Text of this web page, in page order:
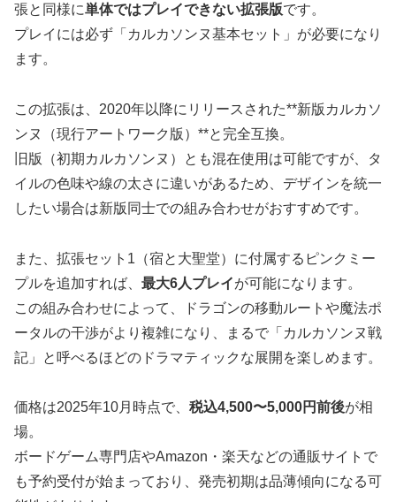
張と同様に単体ではプレイできない拡張版です。
プレイには必ず「カルカソンヌ基本セット」が必要になり
ます。
この拡張は、2020年以降にリリースされた**新版カルカソ
ンヌ（現行アートワーク版）**と完全互換。
旧版（初期カルカソンヌ）とも混在使用は可能ですが、タ
イルの色味や線の太さに違いがあるため、デザインを統一
したい場合は新版同士での組み合わせがおすすめです。
また、拡張セット1（宿と大聖堂）に付属するピンクミー
プルを追加すれば、 最大6人プレイが可能になります。
この組み合わせによって、ドラゴンの移動ルートや魔法ポ
ータルの干渉がより複雑になり、まるで「カルカソンヌ戦
記」と呼べるほどのドラマティックな展開を楽しめます。
価格は2025年10月時点で、 税込4,500〜5,000円前後が相
場。
ボードゲーム専門店やAmazon・楽天などの通販サイトで
も予約受付が始まっており、発売初期は品薄傾向になる可